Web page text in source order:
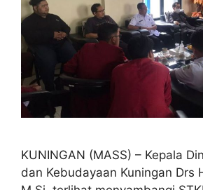
KUNINGAN (MASS) – Kepala
dan Kebudayaan Kuningan Drs